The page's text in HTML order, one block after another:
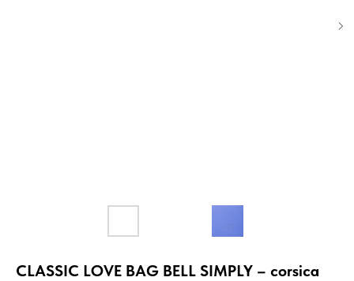
CLASSIC LOVE BAG BELL SIMPLY – corsica